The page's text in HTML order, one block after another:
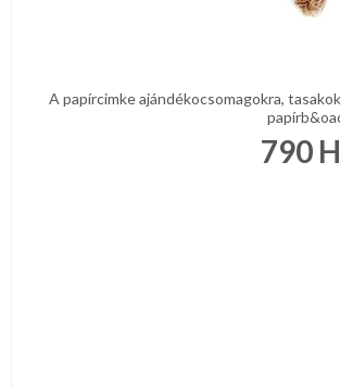
A papírcimke ajándékocsomagokra,
790